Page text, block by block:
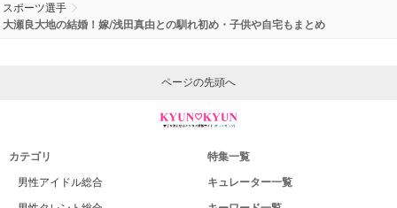
スポーツ選手
大瀬良大地の結婚！嫁/浅田真由との馴れ初め・子供や自宅もまとめ
ページの先頭へ
カテゴリ
男性アイドル総合
特集一覧
キュレーター一覧